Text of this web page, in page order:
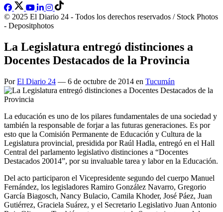
© 2025 El Diario 24 - Todos los derechos reservados / Stock Photos
- Depositphotos
La Legislatura entregó distinciones a
Docentes Destacados de la Provincia
PorEl Diario 24 — 6 de octubre de 2014 en Tucumán
La educación es uno de los pilares fundamentales de una sociedad y
también la responsable de forjar a las futuras generaciones. Es por
esto que la Comisión Permanente de Educación y Cultura de la
Legislatura provincial, presidida por Raúl Hadla, entregó en el Hall
Central del parlamento legislativo distinciones a “Docentes
Destacados 20014”, por su invaluable tarea y labor en la Educación.
Del acto participaron el Vicepresidente segundo del cuerpo Manuel
Fernández, los legisladores Ramiro González Navarro, Gregorio
García Biagosch, Nancy Bulacio, Camila Khoder, José Páez, Juan
Gutiérrez, Graciela Suárez, y el Secretario Legislativo Juan Antonio